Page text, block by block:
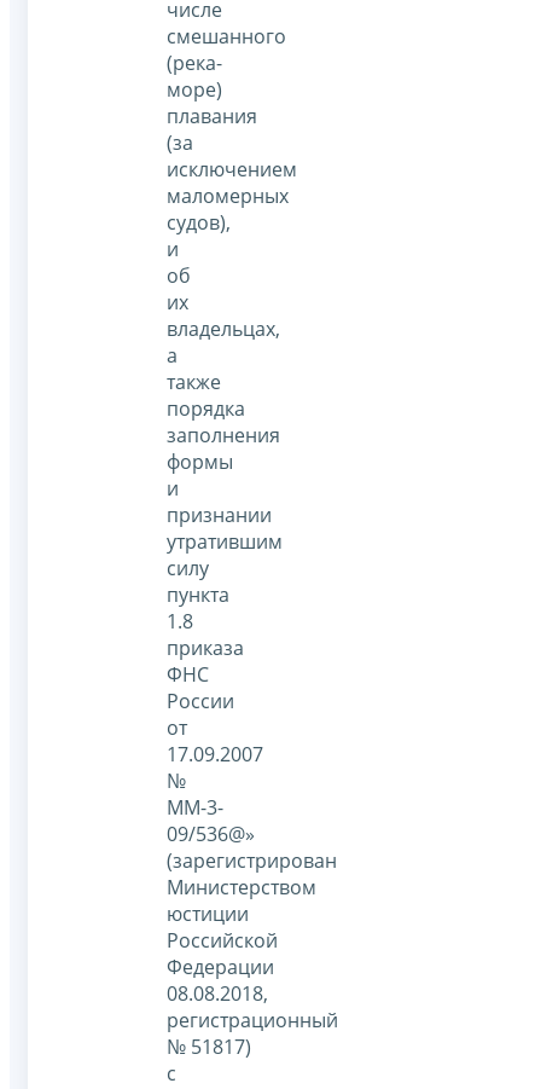
числе
смешанного
(река-
море)
плавания
(за
исключением
маломерных
судов),
и
об
их
владельцах,
а
также
порядка
заполнения
формы
и
признании
утратившим
силу
пункта
1.8
приказа
ФНС
России
от
17.09.2007
№
ММ-3-
09/536@»
(зарегистрирован
Министерством
юстиции
Российской
Федерации
08.08.2018,
регистрационный
№ 51817)
с